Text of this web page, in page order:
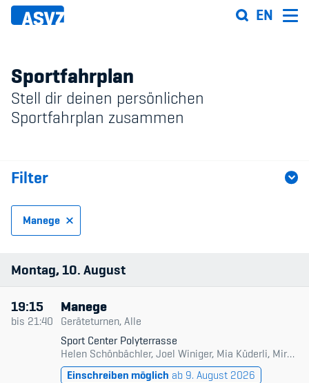
Direkt
zum
EN
Sportfahrplan
Sportanlagen
Events
ASVZ@home
Member's Manual / FAQ
Sportfahrplan
Stell dir deinen persönlichen
Sportfahrplan zusammen
Filter
Manege
Sportart
Datum & Zeit
Trainingsleitende
Montag 10 August
19:15
bis 21:40
Manege
Geräteturnen, Alle
Sport Center Polyterrasse
Helen Schönbächler, Joel Winiger, Mia Küderli, Mirò Domeniconi, Rafael Burri
Einschreiben möglich ab 9. August 2026